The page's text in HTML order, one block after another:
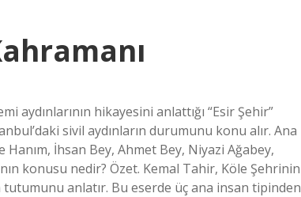
aydınlarının hikayesini anlattığı “Esir Şehir”
sivil aydınların durumunu konu alır. Ana
İhsan Bey, Ahmet Bey, Niyazi Ağabey,
konusu nedir? Özet. Kemal Tahir, Köle Şehrinin
tutumunu anlatır. Bu eserde üç ana insan tipinden